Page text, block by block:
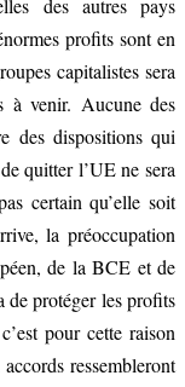
des autres pays
profits sont en
capitalistes sera
à venir. Aucune des
des dispositions qui
quitter l’UE ne sera
certain qu’elle soit
la préoccupation
de la BCE et de
de protéger les profits
pour cette raison
ressembleront